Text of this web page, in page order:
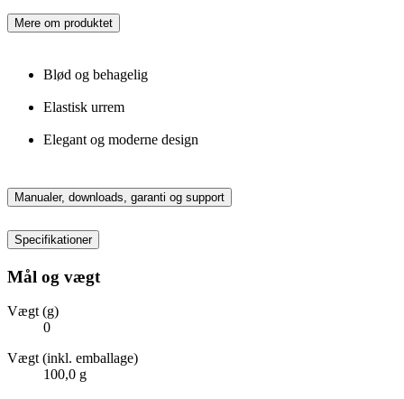
Mere om produktet
Blød og behagelig
Elastisk urrem
Elegant og moderne design
Manualer, downloads, garanti og support
Specifikationer
Mål og vægt
Vægt (g)
0
Vægt (inkl. emballage)
100,0 g